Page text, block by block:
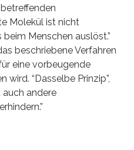
betreffenden
Molekül ist nicht
Menschen auslöst.”
beschriebene Verfahren
eine vorbeugende
“Dasselbe Prinzip”,
auch andere